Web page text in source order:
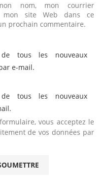
nom, mon courrier
mon site Web dans ce
prochain commentaire.
de tous les nouveaux
e-mail.
de tous les nouveaux
vous acceptez le
de vos données par